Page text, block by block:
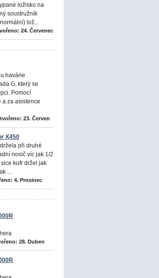
ložisko na
soustružník
lož...
24. Červenec
havárie
G, který se
Pomocí
a za asistence
23. Červen
X450
při druhé
nosič víc jak 1/2
kufr držel jak
...
4. Prosinec
28. Duben